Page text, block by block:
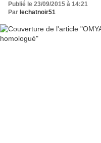
Publié le 23/09/2015 à 14:21
Par lechatnoir51